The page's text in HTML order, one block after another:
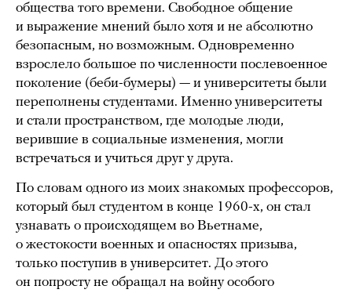
общества того времени. Свободное общение
и выражение мнений было хотя и не абсолютно
безопасным, но возможным. Одновременно
взрослело большое по численности послевоенное
поколение (беби-бумеры) — и университеты были
переполнены студентами. Именно университеты
и стали пространством, где молодые люди,
верившие в социальные изменения, могли
встречаться и учиться друг у друга.
По словам одного из моих знакомых профессоров,
который был студентом в конце 1960-х, он стал
узнавать о происходящем во Вьетнаме,
о жестокости военных и опасностях призыва,
только поступив в университет. До этого
он попросту не обращал на войну особого